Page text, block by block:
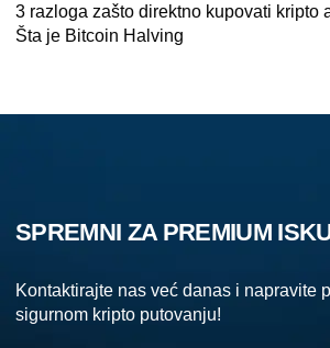
3 razloga zašto direktno kupovati kripto
Šta je Bitcoin Halving
SPREMNI ZA PREMIUM
Kontaktirajte nas već danas i napravite
sigurnom kripto putovanju!